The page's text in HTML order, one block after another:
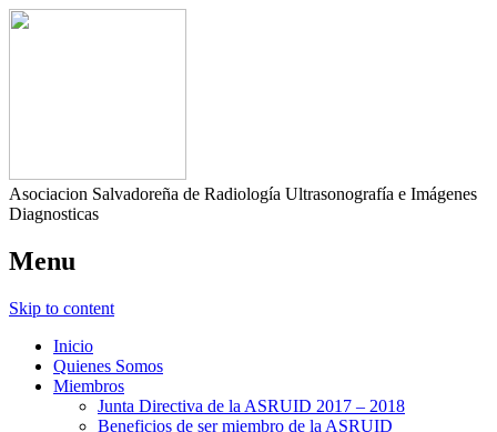
Asociacion Salvadoreña de Radiología Ultrasonografía e Imágenes
Diagnosticas
Menu
Skip to content
Inicio
Quienes Somos
Miembros
Junta Directiva de la ASRUID 2017 – 2018
Beneficios de ser miembro de la ASRUID